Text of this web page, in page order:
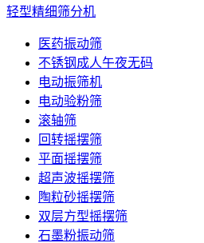
轻型精细筛分机
医药振动筛
不锈钢成人午夜无码
电动振筛机
电动验粉筛
滚轴筛
回转摇摆筛
平面摇摆筛
超声波摇摆筛
陶粒砂摇摆筛
双层方型摇摆筛
石墨粉振动筛